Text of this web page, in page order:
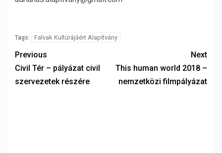
Tags: Falvak Kultúrájáért Alapítvány
Previous
Civil Tér – pályázat civil
szervezetek részére
Next
This human world 2018 –
nemzetközi filmpályázat